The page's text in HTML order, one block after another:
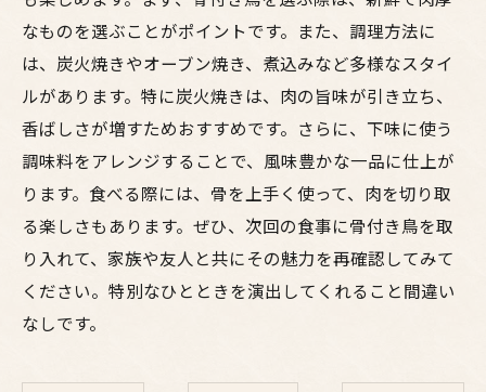
なものを選ぶことがポイントです。また、調理方法に
は、炭火焼きやオーブン焼き、煮込みなど多様なスタイ
ルがあります。特に炭火焼きは、肉の旨味が引き立ち、
香ばしさが増すためおすすめです。さらに、下味に使う
調味料をアレンジすることで、風味豊かな一品に仕上が
ります。食べる際には、骨を上手く使って、肉を切り取
る楽しさもあります。ぜひ、次回の食事に骨付き鳥を取
り入れて、家族や友人と共にその魅力を再確認してみて
ください。特別なひとときを演出してくれること間違い
なしです。